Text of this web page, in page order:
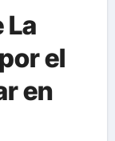
La
el
en